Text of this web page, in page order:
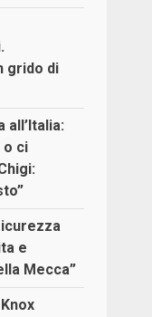
grido di
all’Italia:
o ci
e
Mecca”